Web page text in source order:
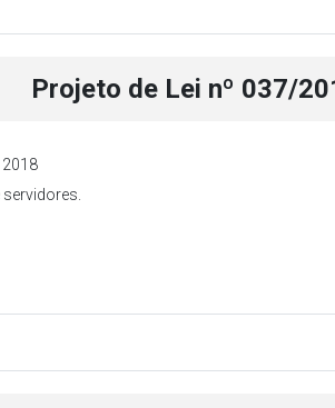
Projeto de Lei nº 037/
2018